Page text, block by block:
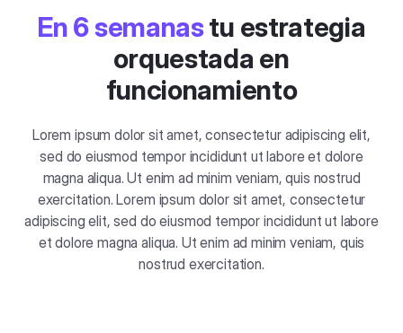
En 6 semanastu estrategia
orquestada en
funcionamiento
Lorem ipsum dolor sit amet, consectetur adipiscing elit,
sed do eiusmod tempor incididunt ut labore et dolore
magna aliqua. Ut enim ad minim veniam, quis nostrud
exercitation. Lorem ipsum dolor sit amet, consectetur
adipiscing elit, sed do eiusmod tempor incididunt ut labore
et dolore magna aliqua. Ut enim ad minim veniam, quis
nostrud exercitation.